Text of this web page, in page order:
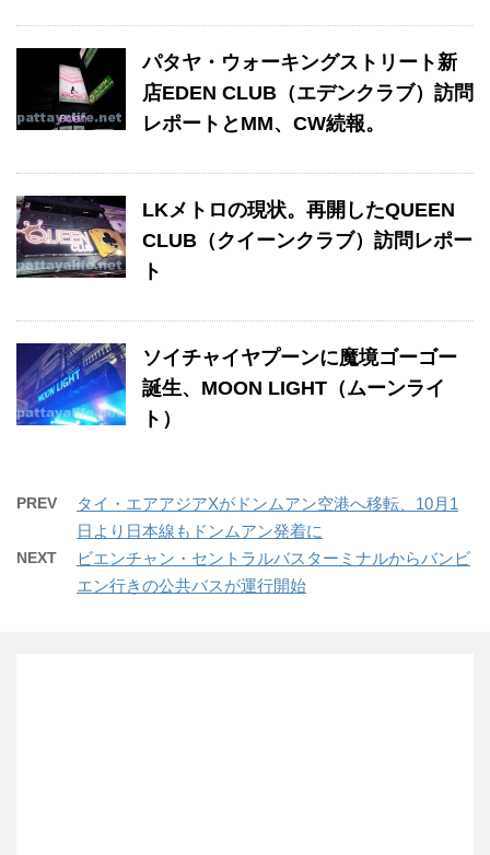
パタヤ・ウォーキングストリート新
店EDEN CLUB（エデンクラブ）訪問
レポートとMM、CW続報。
LKメトロの現状。再開したQUEEN
CLUB（クイーンクラブ）訪問レポー
ト
ソイチャイヤプーンに魔境ゴーゴー
誕生、MOON LIGHT（ムーンライ
ト）
PREV
タイ・エアアジアXがドンムアン空港へ移転、10月1
日より日本線もドンムアン発着に
NEXT
ビエンチャン・セントラルバスターミナルからバンビ
エン行きの公共バスが運行開始